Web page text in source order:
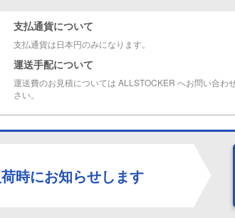
支払通貨について
支払通貨は日本円のみになります。
運送手配について
運送費のお見積については ALLSTOCKER へお問い合わ
さい。
時にお知らせします